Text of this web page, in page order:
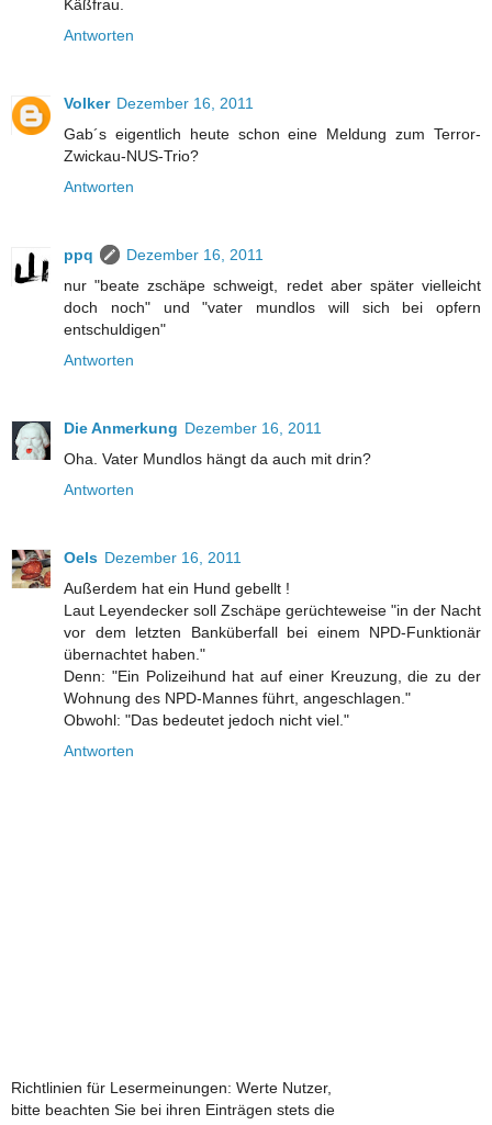
Käßfrau.
Antworten
Volker Dezember 16, 2011
Gab´s eigentlich heute schon eine Meldung zum Terror-
Zwickau-NUS-Trio?
Antworten
ppq
Dezember 16, 2011
nur "beate zschäpe schweigt, redet aber später vielleicht
doch noch" und "vater mundlos will sich bei opfern
entschuldigen"
Antworten
Die Anmerkung Dezember 16, 2011
Oha. Vater Mundlos hängt da auch mit drin?
Antworten
Oels Dezember 16, 2011
Außerdem hat ein Hund gebellt !
Laut Leyendecker soll Zschäpe gerüchteweise "in der Nacht
vor dem letzten Banküberfall bei einem NPD-Funktionär
übernachtet haben."
Denn: "Ein Polizeihund hat auf einer Kreuzung, die zu der
Wohnung des NPD-Mannes führt, angeschlagen."
Obwohl: "Das bedeutet jedoch nicht viel."
Antworten
Richtlinien für Lesermeinungen: Werte Nutzer,
bitte beachten Sie bei ihren Einträgen stets die